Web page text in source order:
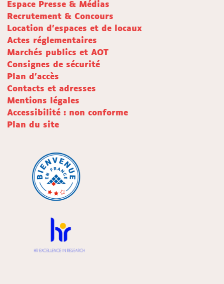
Espace Presse & Médias
Recrutement & Concours
Location d'espaces et de locaux
Actes réglementaires
Marchés publics et AOT
Consignes de sécurité
Plan d'accès
Contacts et adresses
Mentions légales
Accessibilité : non conforme
Plan du site